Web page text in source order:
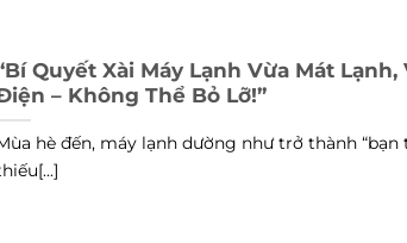
Quyết Xài Máy Lạnh Vừa Mát
– Không Thể Bỏ Lỡ!”
hè đến, máy lạnh dường như trở thành